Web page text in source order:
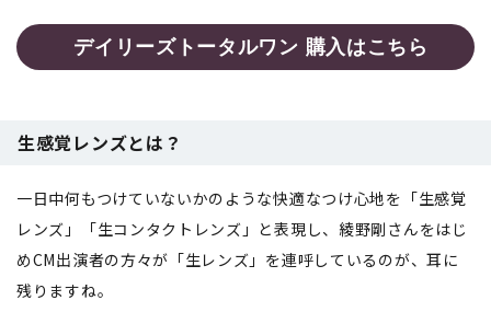
デイリーズトータルワン 購入はこちら
生感覚レンズとは？
一日中何もつけていないかのような快適なつけ心地を「生感覚
レンズ」「生コンタクトレンズ」と表現し、綾野剛さんをはじ
めCM出演者の方々が「生レンズ」を連呼しているのが、耳に
残りますね。